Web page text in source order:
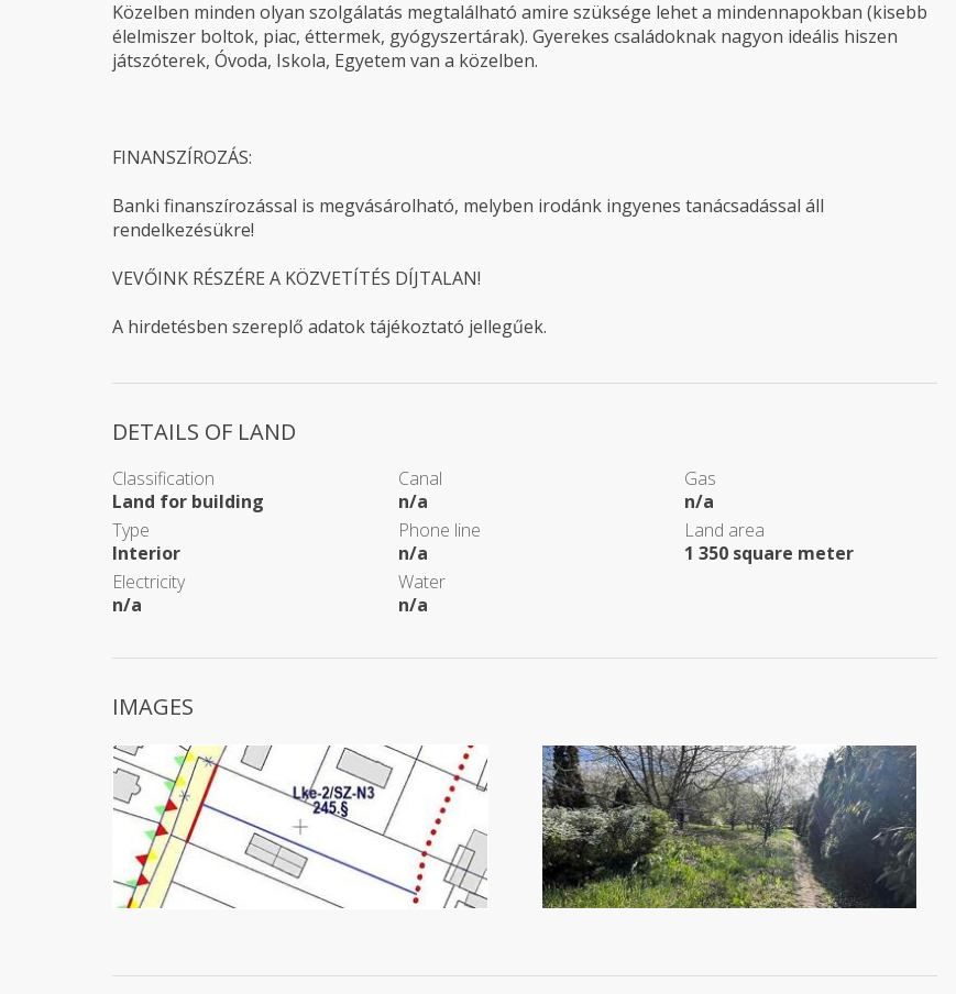
Közelben minden olyan szolgálatás megtalálható amire szüksége lehet a mindennapokban (kisebb
élelmiszer boltok, piac, éttermek, gyógyszertárak). Gyerekes családoknak nagyon ideális hiszen
játszóterek, Óvoda, Iskola, Egyetem van a közelben.
FINANSZÍROZÁS:
Banki finanszírozással is megvásárolható, melyben irodánk ingyenes tanácsadással áll
rendelkezésükre!
VEVŐINK RÉSZÉRE A KÖZVETÍTÉS DÍJTALAN!
A hirdetésben szereplő adatok tájékoztató jellegűek.
DETAILS OF LAND
Classification
Land for building
Canal
n/a
Gas
n/a
Type
Interior
Phone line
n/a
Land area
1 350 square meter
Electricity
n/a
Water
n/a
IMAGES